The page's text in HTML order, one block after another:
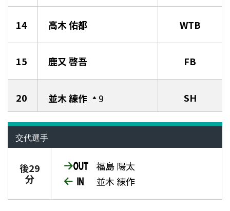
14 高木 佑都 WTB
15 鹿又 啓吾 FB
20 並木 練作 9 SH
交代選手
後29
分
福島 陽太
並木 練作